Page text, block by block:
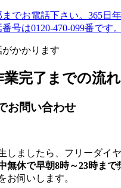
かかります
業完了までの流れ
お問い合わせ
しましたら、フリーダイ
無休で早朝8時～23時まで
お伺いします。